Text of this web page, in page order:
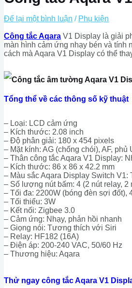
Để lại một bình luận / Phụ kiện
Công tắc Aqara V1 Display là giải
màn hình cảm ứng nhạy bén và tính
cách mà Aqara V1 Display có thể
Tổng thể về các thông số kỹ thuật
– Loại: LCD cảm ứng
– Kích thước: 2.08 inch
– Độ phân giải: 180 x 454 pixels
– Mặt kính: AG (chống chói), AF, phủ
– Thân công tắc Aqara V1 Display:
– Kích thước: 86 x 86 x 42.2 mm
– Màu sắc Aqara Display Switch V1:
– Số lượng nút bấm: 4 (2 nút relay, 2
– Tối đa: 2200W (bóng đèn sợi đốt),
– Tối thiểu: 3W
– Kết nối: Zigbee 3.0
– Cảm ứng: Nhạy, phản hồi nhanh
– Giọng nói: Tương thích với Siri
– Relay: HF182 (16A)
– Điện áp: 200-240 VAC, 50/60 Hz
– Thương hiệu: Aqara
Thử ngay công tắc Aqara V1